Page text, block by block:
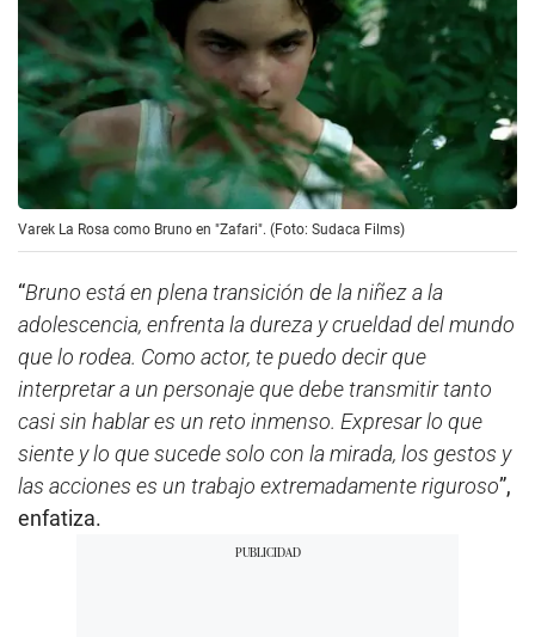
Varek La Rosa como Bruno en "Zafari". (Foto: Sudaca Films)
“Bruno está en plena transición de la niñez a la
adolescencia, enfrenta la dureza y crueldad del mundo
que lo rodea. Como actor, te puedo decir que
interpretar a un personaje que debe transmitir tanto
casi sin hablar es un reto inmenso. Expresar lo que
siente y lo que sucede solo con la mirada, los gestos y
las acciones es un trabajo extremadamente riguroso”,
enfatiza.